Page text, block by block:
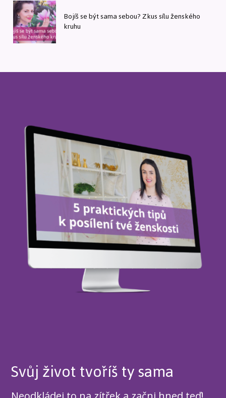
Bojíš se být sama sebou? Zkus sílu ženského
kruhu
Svůj život tvoříš ty sama